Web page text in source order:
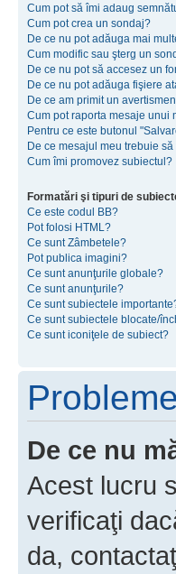
Cum pot să îmi adaug
Cum pot crea un sondaj?
De ce nu pot adăuga mai
Cum modific sau şterg un
De ce nu pot să accesez un
De ce nu pot adăuga fişiere
De ce am primit un
Cum pot raporta mesaje unui
Pentru ce este butonul
De ce mesajul meu trebuie
Cum îmi promovez subiectul?
Formatări şi tipuri de
Ce este codul BB?
Pot folosi HTML?
Ce sunt Zâmbetele?
Pot publica imagini?
Ce sunt anunţurile globale?
Ce sunt anunţurile?
Ce sunt subiectele
Ce sunt subiectele blocate/
Ce sunt iconiţele de subiect?
De ce nu
Acest lucru
verificaţi
da,